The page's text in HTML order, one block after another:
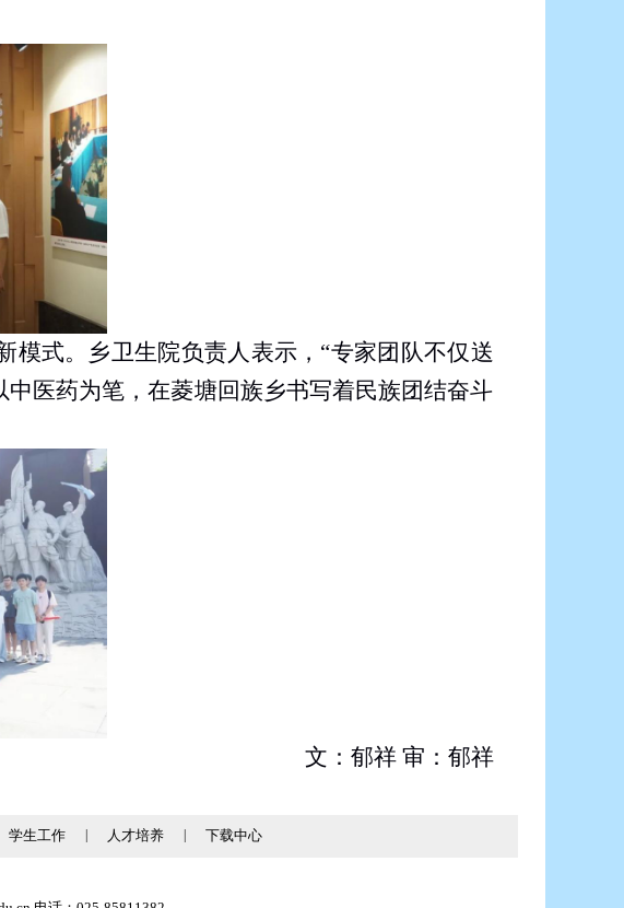
模式。乡卫生院负责人表示，“专家团队不仅送
医药为笔，在菱塘回族乡书写着民族团结奋斗
文：郁祥 审：郁祥
学生工作 人才培养 下载中心